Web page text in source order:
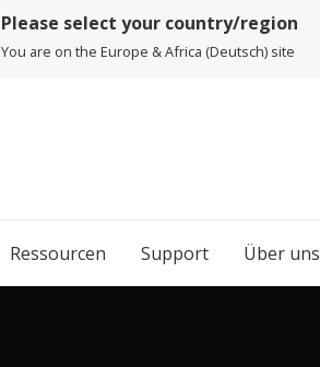
Please select your country/region
You are on the Europe & Africa (Deutsch) site
Ressourcen Support Über uns